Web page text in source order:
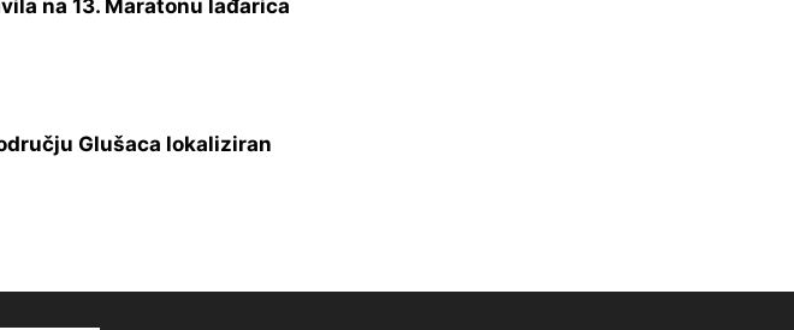
na 13. Maratonu lađarica
Glušaca lokaliziran